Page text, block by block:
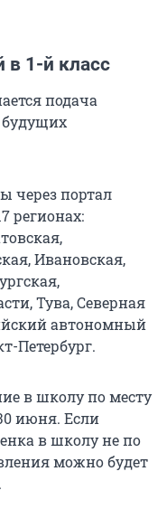
в 1-й класс
подача
через портал
регионах:
Ивановская,
Тува, Северная
автономный
Петербург.
в школу по месту
июня. Если
в школу не по
можно будет